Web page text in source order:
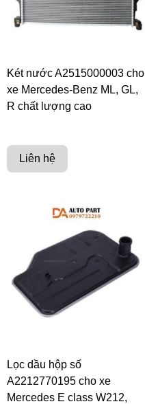
Két nước A2515000003 cho
xe Mercedes-Benz ML, GL,
R chất lượng cao
Liên hệ
Lọc dầu hộp số
A2212770195 cho xe
Mercedes E class W212,